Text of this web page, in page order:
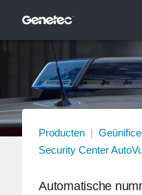
Producten |
Security Center
Automatische